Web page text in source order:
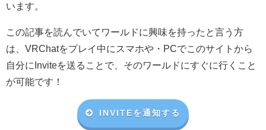
います。
この記事を読んでいてワールドに興味を持ったと言う方
は、VRChatをプレイ中にスマホや・ PCでこのサイトから
自分にInviteを送ることで、そのワールドにすぐに行くこと
が可能です！
INVITEを通知する